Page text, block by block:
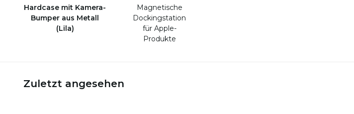
Hardcase mit Kamera-
Bumper aus Metall
(Lila)
Magnetische
Dockingstation
für Apple-
Produkte
Zuletzt angesehen